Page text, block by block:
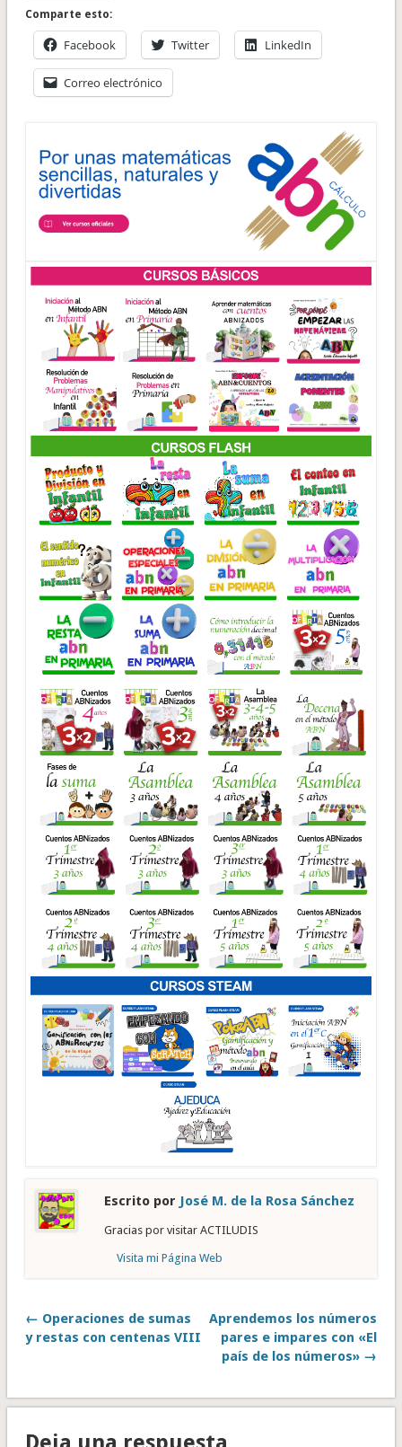
Comparte esto:
Facebook Twitter LinkedIn
Correo electrónico
Escrito por José M. de la Rosa Sánchez
Gracias por visitar ACTILUDIS
Visita mi Página Web
← Operaciones de sumas
y restas con centenas VIII
Aprendemos los números
pares e impares con «El
país de los números» →